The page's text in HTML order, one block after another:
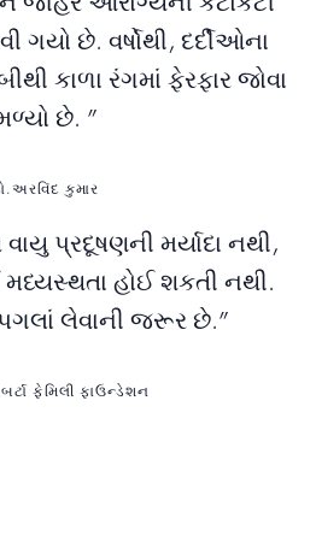
છે. વર્ષોથી, દર્દીઓના
કાળા રંગમાં ફેરફાર જોવા
છે. ”
કુમાર
પ્રદૂષણની મર્યાદા નથી,
હોઈ શકતી નથી.
લેવાની જરૂર છે.”
ફેમિલી ફાઉન્ડેશન